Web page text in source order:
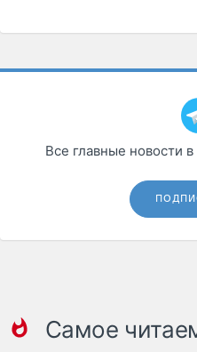
Все главные новости
Самое